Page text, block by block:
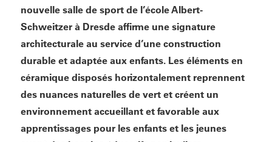
nouvelle salle de sport de l’école Albert-
Schweitzer à Dresde affirme une signature
architecturale au service d’une construction
durable et adaptée aux enfants. Les éléments en
céramique disposés horizontalement reprennent
des nuances naturelles de vert et créent un
environnement accueillant et favorable aux
apprentissages pour les enfants et les jeunes